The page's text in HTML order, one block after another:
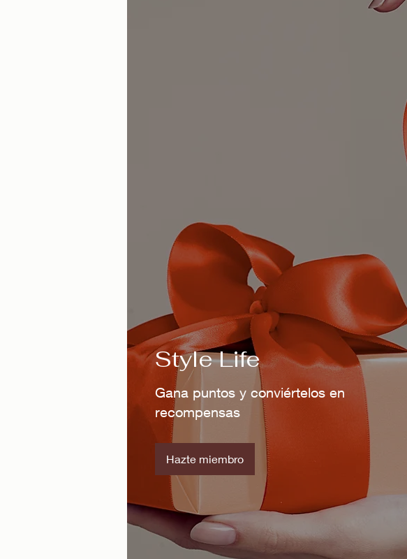
Style Life
Gana puntos y conviértelos en
recompensas
Hazte miembro